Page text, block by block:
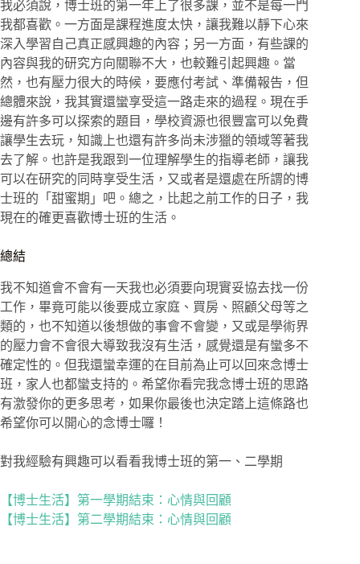
我必須說，博士班的第一年上了很多課，並不是每一門
我都喜歡。一方面是課程進度太快，讓我難以靜下心來
深入學習自己真正感興趣的內容；另一方面，有些課的
內容與我的研究方向關聯不大，也較難引起興趣。當
然，也有壓力很大的時候，要應付考試、準備報告，但
總體來說，我其實還蠻享受這一路走來的過程。現在手
邊有許多可以探索的題目，學校資源也很豐富可以免費
讓學生去玩，知識上也還有許多尚未涉獵的領域等著我
去了解。也許是我跟到一位理解學生的指導老師，讓我
可以在研究的同時享受生活，又或者是還處在所謂的博
士班的「甜蜜期」吧。總之，比起之前工作的日子，我
現在的確更喜歡博士班的生活。
總結
我不知道會不會有一天我也必須要向現實妥協去找一份
工作，畢竟可能以後要成立家庭、買房、照顧父母等之
類的，也不知道以後想做的事會不會變，又或是學術界
的壓力會不會很大導致我沒有生活，感覺還是有蠻多不
確定性的。但我還蠻幸運的在目前為止可以回來念博士
班，家人也都蠻支持的。希望你看完我念博士班的思路
有激發你的更多思考，如果你最後也決定踏上這條路也
希望你可以開心的念博士囉！
對我經驗有興趣可以看看我博士班的第一、二學期
【博士生活】第一學期結束：心情與回顧
【博士生活】第二學期結束：心情與回顧